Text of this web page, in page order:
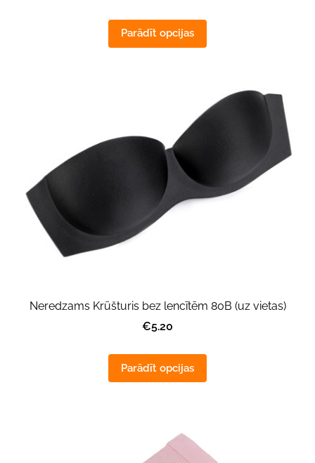
Parādīt opcijas
Neredzams Krūšturis bez lencītēm 80B (uz vietas)
€5.20
Parādīt opcijas